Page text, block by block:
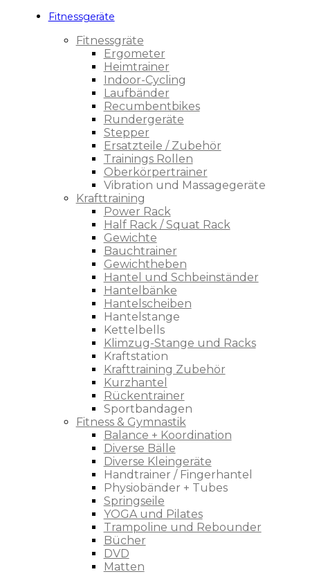
Fitnessgeräte
Fitnessgräte
Ergometer
Heimtrainer
Indoor-Cycling
Laufbänder
Recumbentbikes
Rundergeräte
Stepper
Ersatzteile / Zubehör
Trainings Rollen
Oberkörpertrainer
Vibration und Massagegeräte
Krafttraining
Power Rack
Half Rack / Squat Rack
Gewichte
Bauchtrainer
Gewichtheben
Hantel und Schbeinständer
Hantelbänke
Hantelscheiben
Hantelstange
Kettelbells
Klimzug-Stange und Racks
Kraftstation
Krafttraining Zubehör
Kurzhantel
Rückentrainer
Sportbandagen
Fitness & Gymnastik
Balance + Koordination
Diverse Bälle
Diverse Kleingeräte
Handtrainer / Fingerhantel
Physiobänder + Tubes
Springseile
YOGA und Pilates
Trampoline und Rebounder
Bücher
DVD
Matten